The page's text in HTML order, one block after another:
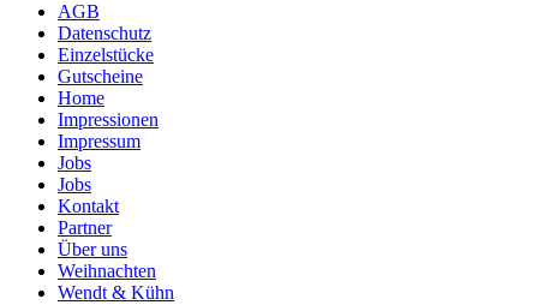
AGB
Datenschutz
Einzelstücke
Gutscheine
Home
Impressionen
Impressum
Jobs
Jobs
Kontakt
Partner
Über uns
Weihnachten
Wendt & Kühn